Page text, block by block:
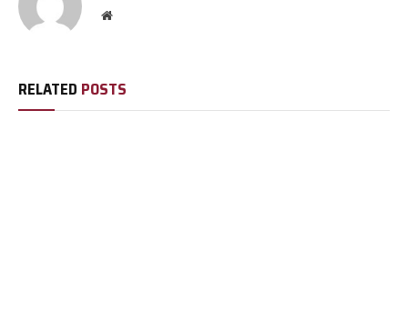
Website
RELATED POSTS